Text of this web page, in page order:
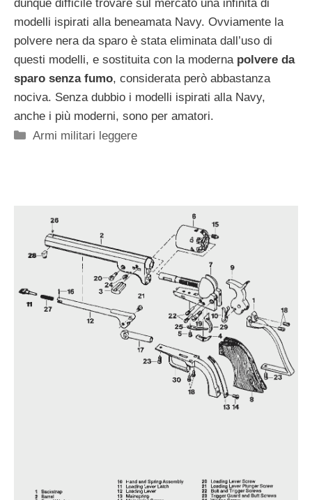
dunque difficile trovare sul mercato una infinità di
modelli ispirati alla beneamata Navy. Ovviamente la
polvere nera da sparo è stata eliminata dall’uso di
questi modelli, e sostituita con la moderna polvere da
sparo senza fumo, considerata però abbastanza
nociva. Senza dubbio i modelli ispirati alla Navy,
anche i più moderni, sono per amatori.
Categorie
Armi militari leggere